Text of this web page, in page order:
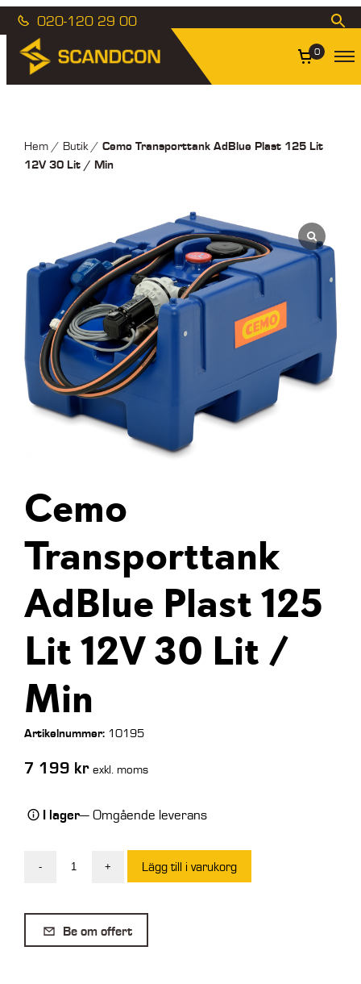
020-120 29 00
0
Hem/ Butik/ Cemo Transporttank AdBlue Plast 125 Lit
12V 30 Lit / Min
Cemo
Transporttank
AdBlue Plast 125
Lit 12V 30 Lit /
Min
Artikelnummer:10195
7 199 kr exkl. moms
I lager— Omgående leverans
-
AdBlue
Plast
+ Lägg till i varukorg
Be om offert